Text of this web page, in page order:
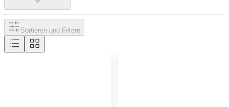
Sortieren und Filtern